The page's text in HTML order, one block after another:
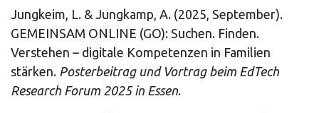
Jungkeim, L. & Jungkamp, A. (2025, September).
GEMEINSAM ONLINE (GO): Suchen. Finden.
Verstehen – digitale Kompetenzen in Familien
stärken. Posterbeitrag und Vortrag beim EdTech
Research Forum 2025 in Essen.